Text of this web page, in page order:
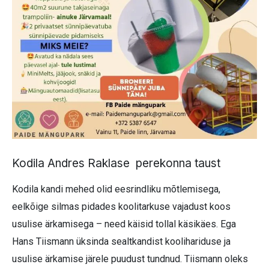
Kodila Andres Raklase perekonna taust
Kodila kandi mehed olid eesrindliku mõtlemisega,
eelkõige silmas pidades koolitarkuse vajadust koos
usulise ärkamisega – need käisid tollal käsikäes. Ega
Hans Tiismann üksinda sealtkandist koolihariduse ja
usulise ärkamise järele puudust tundnud. Tiismann oleks